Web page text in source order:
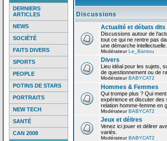
DERNIERS
ARTICLES
NEWS
SOCIÉTÉ
FAITS DIVERS
SPORTS
PEOPLE
POTINS DE STARS
PORTRAITS
NEW TECH
SANTÉ
CAN 2008
Discussions
Actualité et débats
Discussions autour de
tout ce qui ne rentre pas
une démarche intellectuelle.
ModérateurLe_Bantou
Divers
Lieu idéal pour les sujets,
de questionnement ou de
ModérateurBABYCAT2
Hommes & Femmes
Qui trompe plus ? Qui
expérience et discuter des
relation homme-femme en
ModérateurBABYCAT2
Jeux et délires
Venez ici jouer et délirer
variés.
ModérateurBABYCAT2